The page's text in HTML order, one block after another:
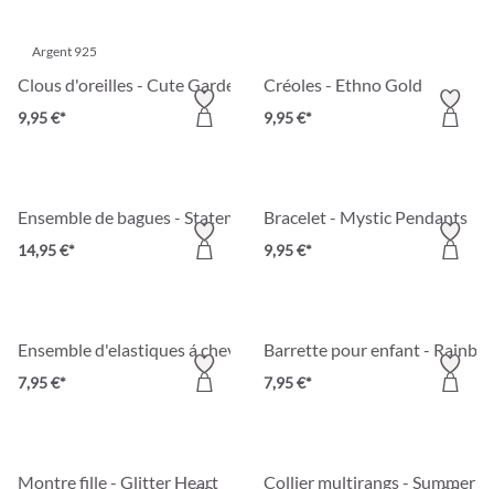
Argent 925
Clous d'oreilles - Cute Garden
9,95 €*
Créoles - Ethno Gold
9,95 €*
Ensemble de bagues - Statement Stones
14,95 €*
Bracelet - Mystic Pendants
9,95 €*
Ensemble d'elastiques á cheveux pour enfant - Happy Flowers
7,95 €*
Barrette pour enfant -
7,95 €*
Montre fille - Glitter Heart Collier multirangs - Summer